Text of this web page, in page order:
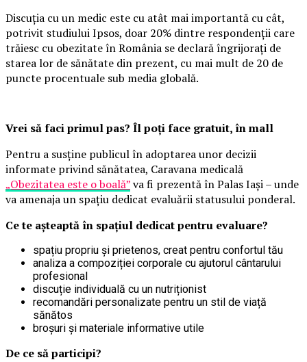
Discuția cu un medic este cu atât mai importantă cu cât,
potrivit studiului Ipsos, doar 20% dintre respondenții care
trăiesc cu obezitate în România se declară îngrijorați de
starea lor de sănătate din prezent, cu mai mult de 20 de
puncte procentuale sub media globală.
Vrei să faci primul pas? Îl poți face gratuit, în mall
Pentru a susține publicul în adoptarea unor decizii
informate privind sănătatea, Caravana medicală
„Obezitatea este o boală”va fi prezentă în Palas Iași – unde
va amenaja un spațiu dedicat evaluării statusului ponderal.
Ce te așteaptă în spațiul dedicat pentru evaluare?
spațiu propriu și prietenos, creat pentru confortul tău
analiza a compoziției corporale cu ajutorul cântarului
profesional
discuție individuală cu un nutriționist
recomandări personalizate pentru un stil de viață
sănătos
broșuri și materiale informative utile
De ce să participi?